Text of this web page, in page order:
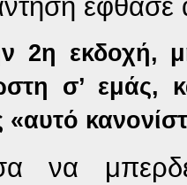
2η εκδοχή,
σ’ εμάς,
να